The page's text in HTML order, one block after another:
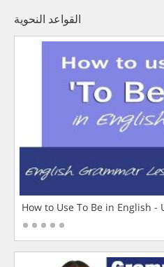
القواعد النحوية
How to Use To Be in English